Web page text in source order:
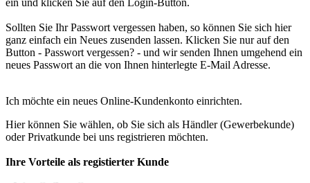
Sollten Sie Ihr Passwort vergessen haben, so können Sie sich hier
ganz einfach ein Neues zusenden lassen. Klicken Sie nur auf den
Button - Passwort vergessen? - und wir senden Ihnen umgehend ein
neues Passwort an die von Ihnen hinterlegte E-Mail Adresse.
Ich möchte ein neues Online-Kundenkonto einrichten.
Hier können Sie wählen, ob Sie sich als Händler (Gewerbekunde)
oder Privatkunde bei uns registrieren möchten.
Ihre Vorteile als registierter Kunde